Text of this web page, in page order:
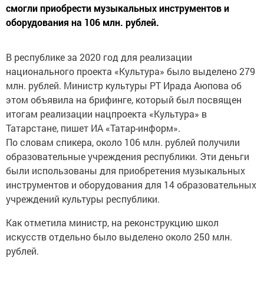
смогли приобрести музыкальных инструментов и
оборудования на 106 млн. рублей.
В республике за 2020 год для реализации
национального проекта «Культура» было выделено 279
млн. рублей. Министр культуры РТ Ирада Аюпова об
этом объявила на брифинге, который был посвящен
итогам реализации нацпроекта «Культура» в
Татарстане, пишет ИА «Татар-информ».
По словам спикера, около 106 млн. рублей получили
образовательные учреждения республики. Эти деньги
были использованы для приобретения музыкальных
инструментов и оборудования для 14 образовательных
учреждений культуры республики.​
Как отметила министр, на реконструкцию школ
искусств отдельно было выделено около 250 млн.
рублей.